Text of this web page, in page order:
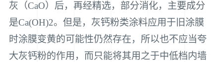
灰（CaO）后，再经精选，部分消化，主要成分
是Ca(OH)2。但是，灰钙粉类涂料应用于旧涂膜
时涂膜变黄的可能性仍然存在，所以也不应当夸
大灰钙粉的作用，而只能将其用之于中低档内墙